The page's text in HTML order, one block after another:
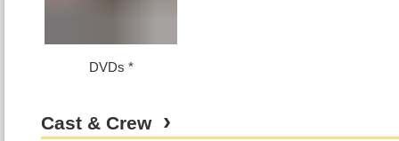
DVDs
Cast & Crew